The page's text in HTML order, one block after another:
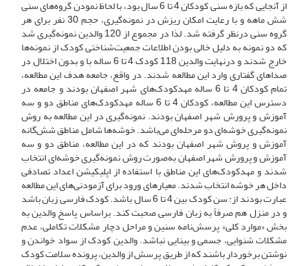
از آنجایی که بازه‌ سنی کودکان 4 تا 6 سال بود، با لحاظ نمودن گروه‌های سنی
شش ماهه و با رعایت امکان ریزش در نمونه‌گیری، حجم 30 نفر برای هر
گروه سنی درنظر گرفته شد. لذا در مجموع از 120 والدین نمونه‌گیری شد
که دو نمونه به دلیل خالی بودن اطلاعات جمعیت‌شناختی کودک از نمونه‌ها
خارج شدند و درنهایت والدین 118 کودک 4 تا 6 ساله با و بدون اختلال در
صداهای گفتاری وارد این مطالعه شدند. در واقع، جامعه هدف این مطالعه،
تمام کودکان 4 تا 6 ساله مهدکودک‌های شهر اصفهان بودند و جامعه در
دسترس این مطالعه، کودکان 4 تا 6 ساله مهدکودک‌های مناطق دو و سه
آموزش و پرورش شهر اصفهان بودند. نمونه‌گیری در این مطالعه به روش
نمونه‌گیری خوشه‌ای دو مرحله‌ای می‌باشد. خوشه‌ها شامل مناطق شش‌گانه
آموزش و پروش شهر اصفهان بودند که در این مطالعه، مناطق دو و سه
آموزش و پرورش شهر اصفهان به‌صورت روش نمونه‌گیری خوشه‌ای انتخاب
شدند و مهدکودک‌های این مناطق با استفاده از اپلیکیشن اعداد تصادفی
داخل هر خوشه انتخاب شدند. معیارهای ورود برای آزمودنی‌های این مطالعه
عبارت بودند از: سن کودک بین 4 تا 6 سال باشد. کودک فارسی زبان باشد
و در منزل هم صرفاً به زبان فارسی صحبت کند. براساس پاسخ والدین به
بخش «موارد کلی» پرسش‌نامه سنین و مراحل دچار مشکلات تکاملی، عدم
مشکلات شنوایی، جسمی و بینایی نباشد. والدین کودک از سواد خواندن و
نوشتن برخوردار باشند که از طریق پرسش از والدین، پرونده سلامت کودک